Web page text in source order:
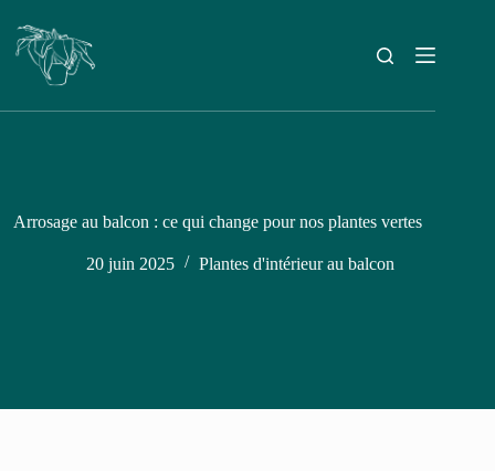
Arrosage au balcon : ce qui change pour nos plantes vertes
20 juin 2025 Plantes d'intérieur au balcon